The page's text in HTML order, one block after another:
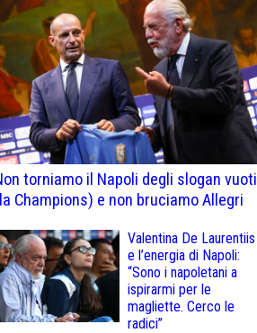
torniamo il Napoli degli slogan vuoti
Champions) e non bruciamo Allegri
Valentina De Laurentiis
e l’energia di Napoli:
“Sono i napoletani a
ispirarmi per le
magliette. Cerco le
radici”